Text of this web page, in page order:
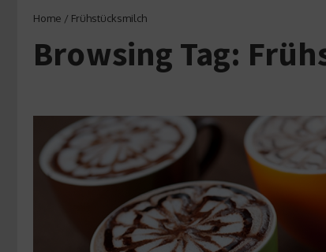
Home / Frühstücksmilch
Browsing Tag: